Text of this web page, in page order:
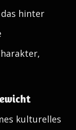
hinter
kulturelles